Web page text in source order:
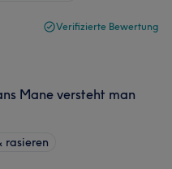
Verifizierte Bewertung
Mane versteht man
rasieren